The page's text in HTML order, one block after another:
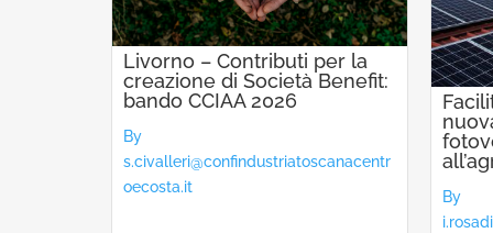
Livorno – Contributi per la
creazione di Società Benefit:
bando CCIAA 2026
By
s.civalleri@confindustriatoscanacentr
oecosta.it
By